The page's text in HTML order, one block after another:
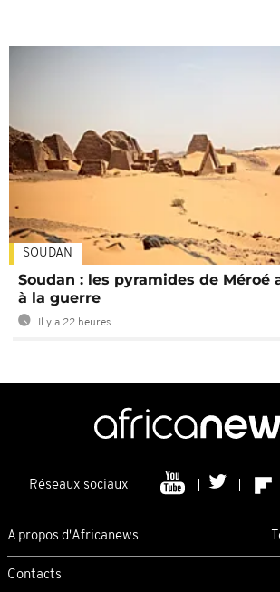
SOUDAN
Soudan : les pyramides de Méroé
à la guerre
Il y a 22 heures
Réseaux sociaux
A propos d'Africanews
Contacts